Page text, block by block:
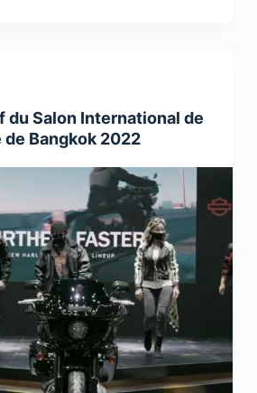
du Salon International de
de Bangkok 2022